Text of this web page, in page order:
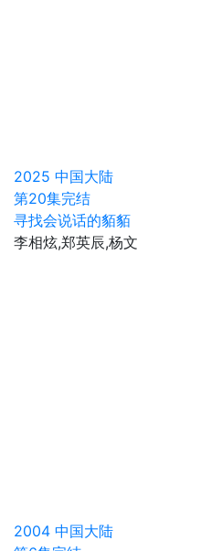
2025 中国大陆
第20集完结
寻找会说话的貊貊
李相炫,郑英辰,杨文
2004 中国大陆